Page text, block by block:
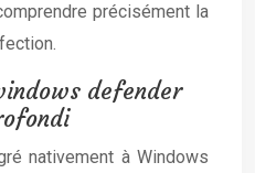
précisément la
defender
nativement à Windows